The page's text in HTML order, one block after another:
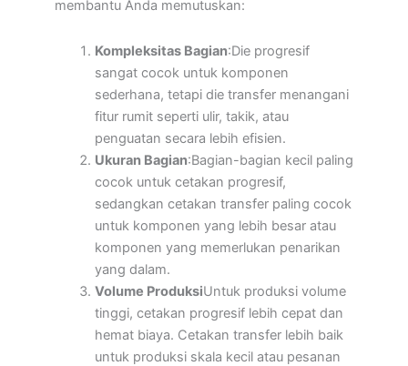
membantu Anda memutuskan:
Kompleksitas Bagian:Die progresif
sangat cocok untuk komponen
sederhana, tetapi die transfer menangani
fitur rumit seperti ulir, takik, atau
penguatan secara lebih efisien.
Ukuran Bagian:Bagian-bagian kecil paling
cocok untuk cetakan progresif,
sedangkan cetakan transfer paling cocok
untuk komponen yang lebih besar atau
komponen yang memerlukan penarikan
yang dalam.
Volume ProduksiUntuk produksi volume
tinggi, cetakan progresif lebih cepat dan
hemat biaya. Cetakan transfer lebih baik
untuk produksi skala kecil atau pesanan